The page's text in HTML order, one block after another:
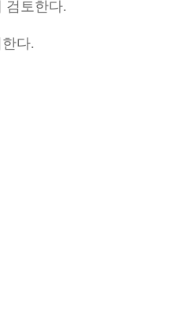
검토한다.
다.